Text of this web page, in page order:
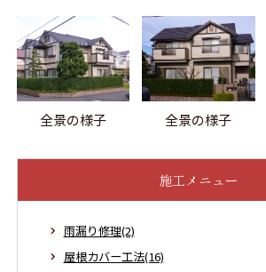
全景の様子 全景の様子
施工メニュー
雨漏り修理(2)
屋根カバー工法(16)